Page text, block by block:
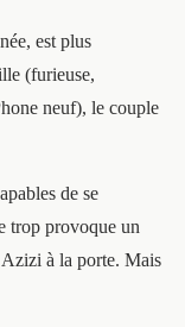
est plus
(furieuse,
neuf), le couple
de se
trop provoque un
Azizi à la porte. Mais